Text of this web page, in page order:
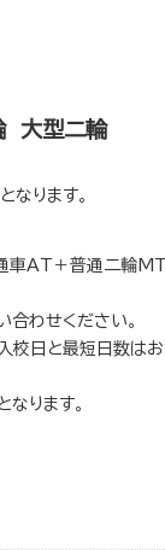
大型二輪
となります。
車AT＋普通二輪
合わせください。
校日と最短日数は
ります。